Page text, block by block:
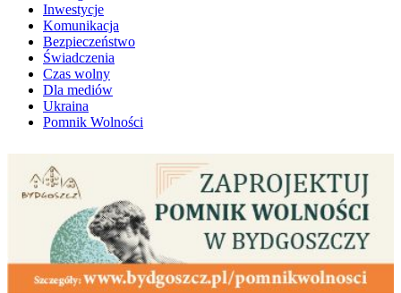
Inwestycje
Komunikacja
Bezpieczeństwo
Świadczenia
Czas wolny
Dla mediów
Ukraina
Pomnik Wolności